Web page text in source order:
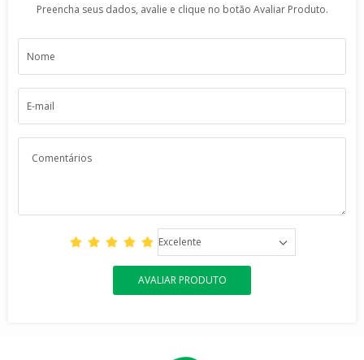
Preencha seus dados, avalie e clique no botão Avaliar Produto.
Excelente
AVALIAR PRODUTO